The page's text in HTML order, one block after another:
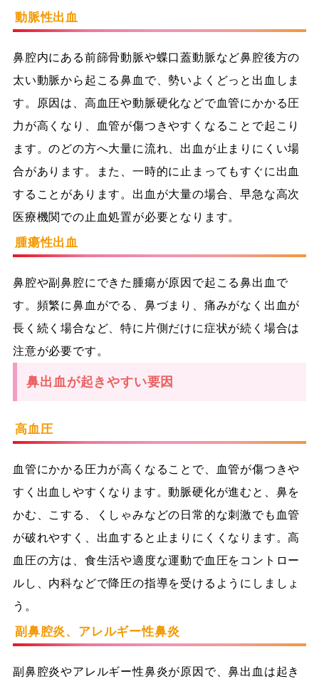
動脈性出血
鼻腔内にある前篩骨動脈や蝶口蓋動脈など鼻腔後方の
太い動脈から起こる鼻血で、勢いよくどっと出血しま
す。原因は、高血圧や動脈硬化などで血管にかかる圧
力が高くなり、血管が傷つきやすくなることで起こり
ます。のどの方へ大量に流れ、出血が止まりにくい場
合があります。また、一時的に止まってもすぐに出血
することがあります。出血が大量の場合、早急な高次
医療機関での止血処置が必要となります。
腫瘍性出血
鼻腔や副鼻腔にできた腫瘍が原因で起こる鼻出血で
す。頻繁に鼻血がでる、鼻づまり、痛みがなく出血が
長く続く場合など、特に片側だけに症状が続く場合は
注意が必要です。
鼻出血が起きやすい要因
高血圧
血管にかかる圧力が高くなることで、血管が傷つきや
すく出血しやすくなります。動脈硬化が進むと、鼻を
かむ、こする、くしゃみなどの日常的な刺激でも血管
が破れやすく、出血すると止まりにくくなります。高
血圧の方は、食生活や適度な運動で血圧をコントロー
ルし、内科などで降圧の指導を受けるようにしましょ
う。
副鼻腔炎、アレルギー性鼻炎
副鼻腔炎やアレルギー性鼻炎が原因で、鼻出血は起き